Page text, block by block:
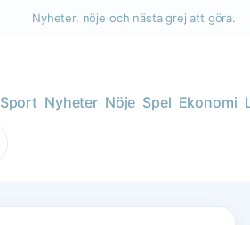
Nyheter, nöje och nästa grej att göra.
Sport Nyheter Nöje Spel Ekonomi